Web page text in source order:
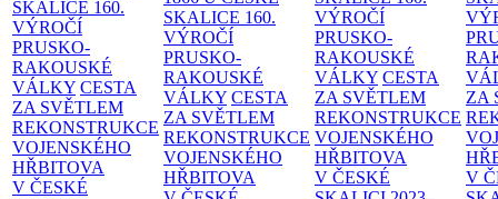
SKALICE 160.
VÝROČÍ
PRUSKO-
RAKOUSKÉ
VÁLKY CESTA
ZA SVĚTLEM
REKONSTRUKCE
VOJENSKÉHO
HŘBITOVA
V ČESKÉ
SKALICE 160.
VÝROČÍ
PRUSKO-
RAKOUSKÉ
VÁLKY CESTA
ZA SVĚTLEM
REKONSTRUKCE
VOJENSKÉHO
HŘBITOVA
VÝROČÍ
PRUSKO-
RAKOUSKÉ
VÁLKY CESTA
ZA SVĚTLEM
REKONSTRUKCE
VOJENSKÉHO
HŘBITOVA
V ČESKÉ
ZA
V